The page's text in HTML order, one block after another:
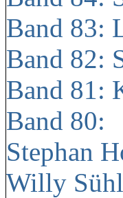
Band 83:
Band 82:
Band 81:
Band 80:
Stephan
Willy